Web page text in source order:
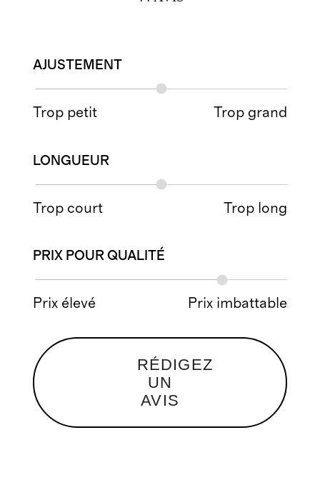
AJUSTEMENT
Trop petit Trop grand
LONGUEUR
Trop court Trop long
PRIX POUR QUALITÉ
Prix élevé Prix imbattable
RÉDIGEZ
UN
AVIS